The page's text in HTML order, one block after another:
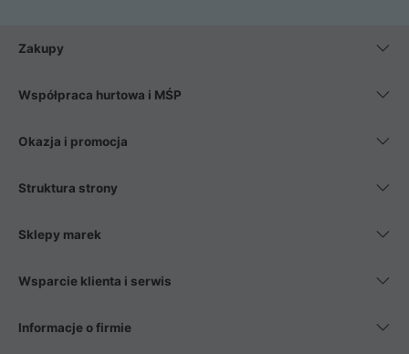
wentylatory. Na koniec mając już to wszystko, możesz
Zakupy
Współpraca hurtowa i MŚP
Okazja i promocja
Struktura strony
Sklepy marek
Wsparcie klienta i serwis
Informacje o firmie